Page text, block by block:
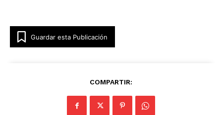
Guardar esta Publicación
COMPARTIR: